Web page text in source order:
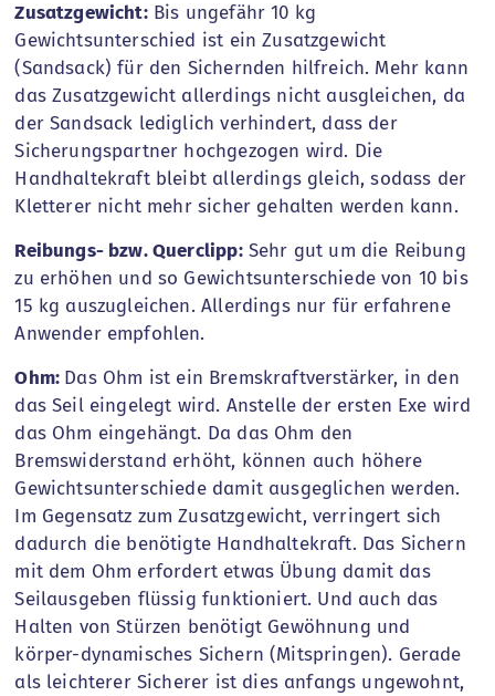
Zusatzgewicht:Bis ungefähr 10 kg
Gewichtsunterschied ist ein Zusatzgewicht
(Sandsack) für den Sichernden hilfreich. Mehr kann
das Zusatzgewicht allerdings nicht ausgleichen, da
der Sandsack lediglich verhindert, dass der
Sicherungspartner hochgezogen wird. Die
Handhaltekraft bleibt allerdings gleich, sodass der
Kletterer nicht mehr sicher gehalten werden kann.
Reibungs- bzw. Querclipp:Sehr gut um die Reibung
zu erhöhen und so Gewichtsunterschiede von 10 bis
15 kg auszugleichen. Allerdings nur für erfahrene
Anwender empfohlen.
Ohm: Das Ohm ist ein Bremskraftverstärker, in den
das Seil eingelegt wird. Anstelle der ersten Exe wird
das Ohm eingehängt. Da das Ohm den
Bremswiderstand erhöht, können auch höhere
Gewichtsunterschiede damit ausgeglichen werden.
Im Gegensatz zum Zusatzgewicht, verringert sich
dadurch die benötigte Handhaltekraft. Das Sichern
mit dem Ohm erfordert etwas Übung damit das
Seilausgeben flüssig funktioniert. Und auch das
Halten von Stürzen benötigt Gewöhnung und
körper-dynamisches Sichern (Mitspringen). Gerade
als leichterer Sicherer ist dies anfangs ungewohnt,